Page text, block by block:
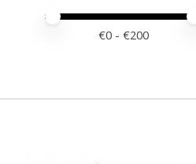
Minimale prijswaarde
Price maximum value
€0 - €200